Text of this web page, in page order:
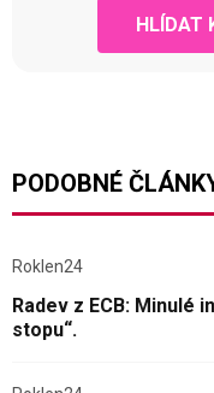
HLÍDAT
PODOBNÉ
Roklen24
Radev z ECB: Minulé
stopu“.